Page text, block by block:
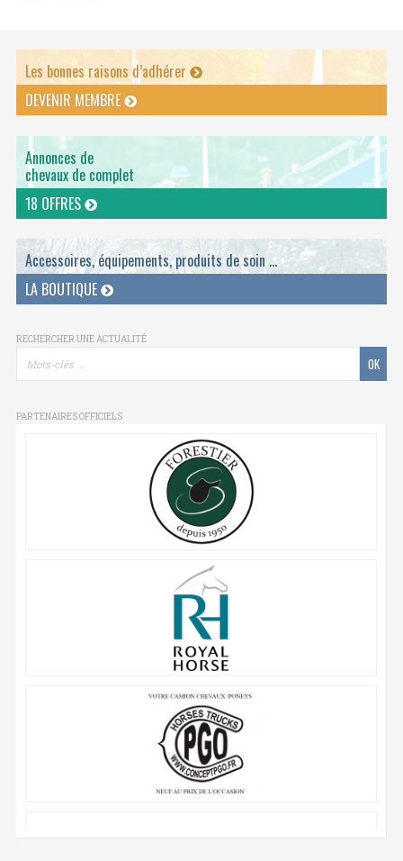
Les bonnes raisons d’adhérer
DEVENIR MEMBRE
Annonces de
chevaux de complet
18 OFFRES
Accessoires, équipements, produits de soin ...
LA BOUTIQUE
RECHERCHER UNE ACTUALITÉ
PARTENAIRES OFFICIELS